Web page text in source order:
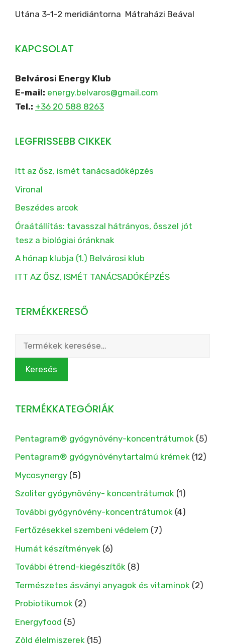
Utána 3-1-2 meridiántorna Mátraházi Beával
KAPCSOLAT
Belvárosi Energy Klub
E-mail: energy.belvaros@gmail.com
Tel.: +36 20 588 8263
LEGFRISSEBB CIKKEK
Itt az ősz, ismét tanácsadóképzés
Vironal
Beszédes arcok
Óraátállítás: tavasszal hátrányos, ősszel jót
tesz a biológiai óránknak
A hónap klubja (1.) Belvárosi klub
ITT AZ ŐSZ, ISMÉT TANÁCSADÓKÉPZÉS
TERMÉKKERESŐ
Keresés
következőre:
Keresés
TERMÉKKATEGÓRIÁK
Pentagram® gyógynövény-koncentrátumok (5)
Pentagram® gyógynövénytartalmú krémek (12)
Mycosynergy (5)
Szoliter gyógynövény- koncentrátumok (1)
További gyógynövény-koncentrátumok (4)
Fertőzésekkel szembeni védelem (7)
Humát készítmények (6)
További étrend-kiegészítők (8)
Természetes ásványi anyagok és vitaminok (2)
Probiotikumok (2)
Energyfood (5)
Zöld élelmiszerek (15)